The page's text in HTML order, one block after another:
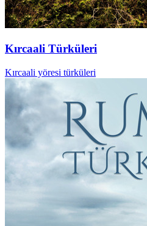
Kırcaali Türküleri
Kırcaali yöresi türküleri